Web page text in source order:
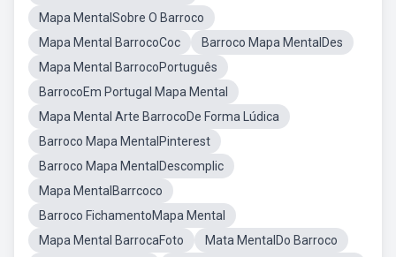
Mapa MentalSobre O Barroco
Mapa Mental BarrocoCoc
Barroco Mapa MentalDes
Mapa Mental BarrocoPortuguês
BarrocoEm Portugal Mapa Mental
Mapa Mental Arte BarrocoDe Forma Lúdica
Barroco Mapa MentalPinterest
Barroco Mapa MentalDescomplic
Mapa MentalBarrcoco
Barroco FichamentoMapa Mental
Mapa Mental BarrocaFoto
Mata MentalDo Barroco